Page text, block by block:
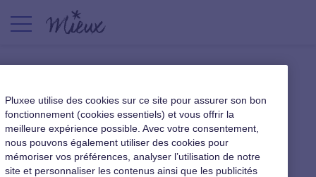
Trajets domicile-travail :
quelles sont les options de
mobilité dans les territoires
périurbains et peu denses ?
Pluxee utilise des cookies sur ce site pour assurer son bon
fonctionnement (cookies essentiels) et vous offrir la
meilleure expérience possible. Avec votre consentement,
nous pouvons également utiliser des cookies pour
mémoriser vos préférences, analyser l’utilisation de notre
site et personnaliser les contenus ainsi que les publicités